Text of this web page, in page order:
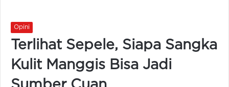
Opini
Terlihat Sepele, Siapa Sangka
Kulit Manggis Bisa Jadi